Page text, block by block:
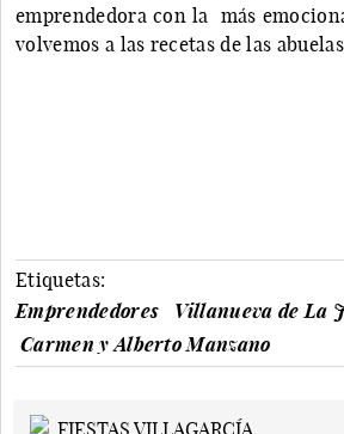
emprendedora con la más
volvemos a las recetas de las
Etiquetas:
Emprendedores
Villanueva de La
Carmen y Alberto Manzano